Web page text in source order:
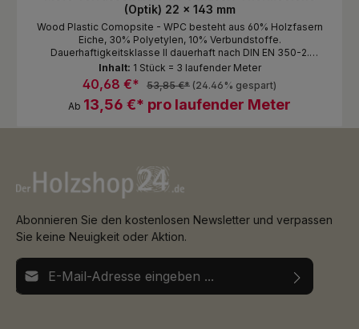
(Optik) 22 x 143 mm
Wood Plastic Comopsite - WPC besteht aus 60% Holzfasern
Eiche, 30% Polyetylen, 10% Verbundstoffe.
Dauerhaftigkeitsklasse II dauerhaft nach DIN EN 350-2.
Verpackungseinheit 2 Stück. Es wird bei den Dielen bei der
Verlegung von der Strukturseite als Sichtseite ausgegangen!
Längen je nach Verfügbarkeit!!
Ab 13,56 €* pro laufender Meter
40,68 €* 53,85 €* (24.46% gespart)
Inhalt: 1 Stück = 3 laufender Meter
Abonnieren Sie den kostenlosen Newsletter und verpassen
Sie keine Neuigkeit oder Aktion.
E-Mail-Adresse*